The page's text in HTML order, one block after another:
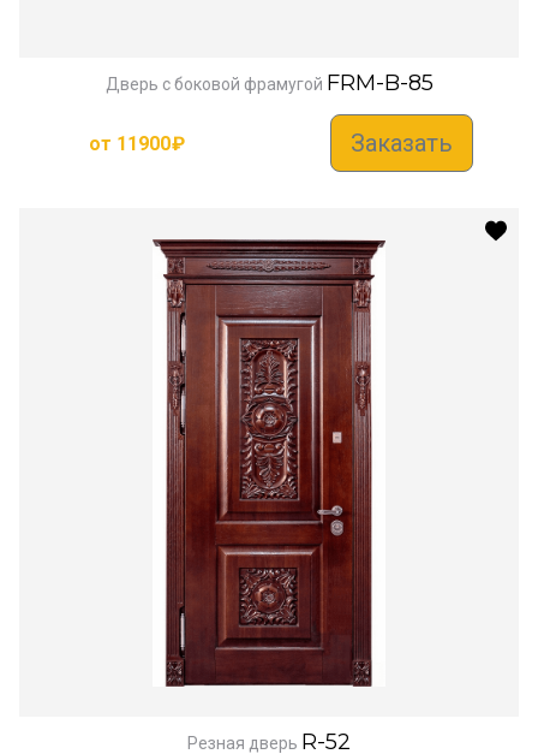
Дверь с боковой фрамугой FRM-B-85
от 11900₽ Заказать
Резная дверь R-52